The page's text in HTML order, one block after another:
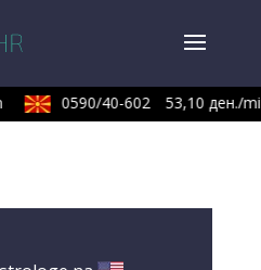
0590/40-602 53,10 ден./min